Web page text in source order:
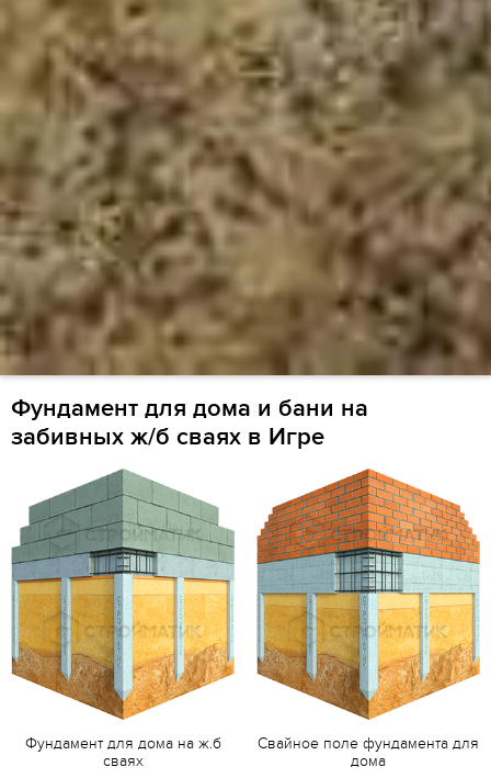
Фундамент для дома и бани на
забивных ж/б сваях в Игре
Фундамент для дома на ж.б
сваях
Свайное поле фундамента для
дома